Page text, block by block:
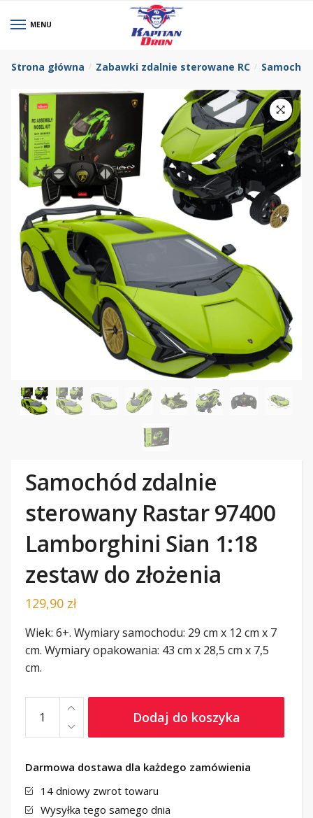
MENU
Strona główna / Zabawki zdalnie sterowane RC /
Samochód zdalnie
sterowany Rastar 97400
Lamborghini Sian 1:18
zestaw do złożenia
129,90 zł
Wiek: 6+. Wymiary samochodu: 29 cm x 12 cm x 7
cm. Wymiary opakowania: 43 cm x 28,5 cm x 7,5
cm.
Dodaj do koszyka
Darmowa dostawa dla każdego zamówienia
14 dniowy zwrot towaru
Wysyłka tego samego dnia